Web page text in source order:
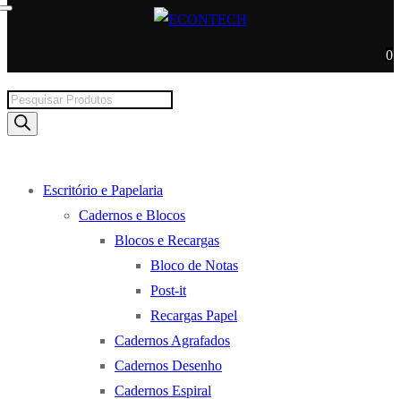
0
Products
search
Escritório e Papelaria
Cadernos e Blocos
Blocos e Recargas
Bloco de Notas
Post-it
Recargas Papel
Cadernos Agrafados
Cadernos Desenho
Cadernos Espiral